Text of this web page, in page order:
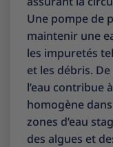
Une pompe de
maintenir une
les impuretés
et les débris.
l’eau contribue
homogène
zones d’eau
des algues et